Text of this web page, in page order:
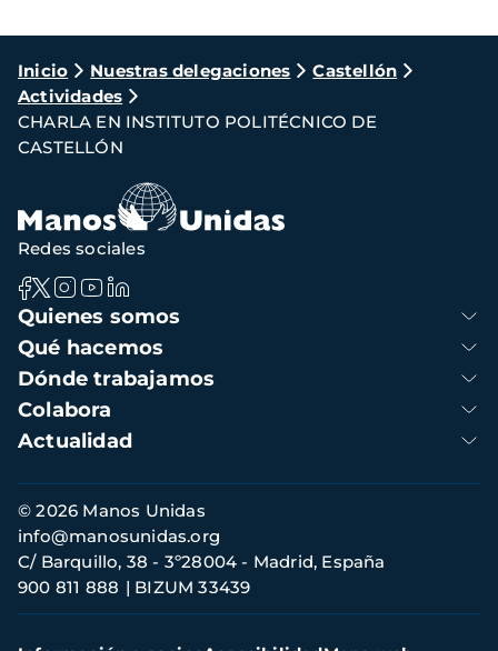
Ruta
de
navegación
Inicio Nuestras delegaciones
Castellón
Actividades
CHARLA EN INSTITUTO POLITÉCNICO DE
CASTELLÓN
Navegación
principal
Quienes somos
Qué hacemos
Dónde trabajamos
Colabora
Actualidad
Redes sociales
Información
de
contacto
© 2026 Manos Unidas
C/ Barquillo, 38 - 3º28004 - Madrid, España
900 811 888
BIZUM 33439
info@manosunidas.org